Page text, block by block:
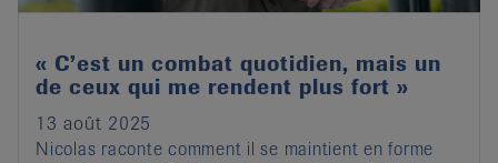
« C’est un combat quotidien, mais un
de ceux qui me rendent plus fort »
13 août 2025
Nicolas raconte comment il se maintient en forme